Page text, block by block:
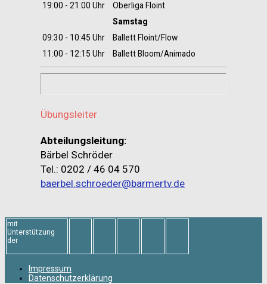
19:00 - 21:00 Uhr
Oberliga Floint
Samstag
09:30 - 10:45 Uhr
Ballett Floint/Flow
11:00 - 12:15 Uhr
Ballett Bloom/Animado
Übungsleiter
Abteilungsleitung:
Bärbel Schröder
Tel.: 0202 / 46 04 570
baerbel.schroeder@barmertv.de
mit
Unterstützung
der
Impressum
Datenschutzerklärung